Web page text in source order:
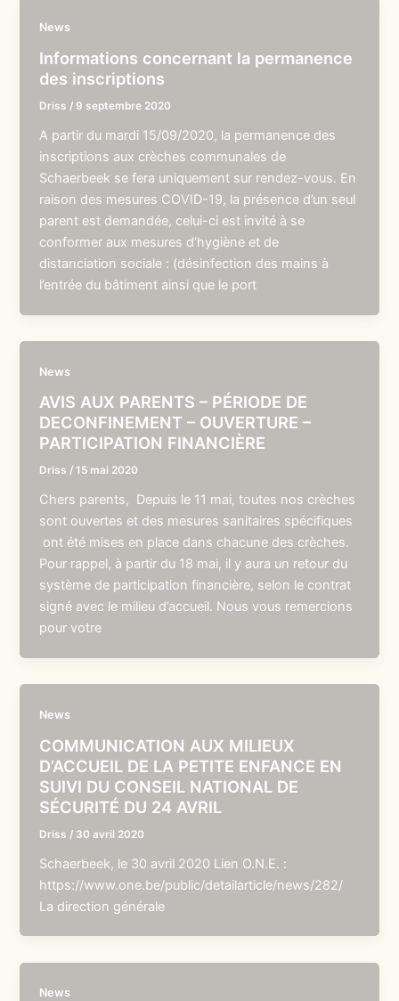
News
Informations concernant la permanence
des inscriptions
Driss / 9 septembre 2020
A partir du mardi 15/09/2020, la permanence des
inscriptions aux crèches communales de
Schaerbeek se fera uniquement sur rendez-vous. En
raison des mesures COVID-19, la présence d’un seul
parent est demandée, celui-ci est invité à se
conformer aux mesures d’hygiène et de
distanciation sociale : (désinfection des mains à
l’entrée du bâtiment ainsi que le port
News
AVIS AUX PARENTS – PÉRIODE DE
DECONFINEMENT – OUVERTURE –
PARTICIPATION FINANCIÈRE
Driss /15 mai 2020
Chers parents, Depuis le 11 mai, toutes nos crèches
sont ouvertes et des mesures sanitaires spécifiques
ont été mises en place dans chacune des crèches.
Pour rappel, à partir du 18 mai, il y aura un retour du
système de participation financière, selon le contrat
signé avec le milieu d’accueil. Nous vous remercions
pour votre
News
COMMUNICATION AUX MILIEUX
D’ACCUEIL DE LA PETITE ENFANCE EN
SUIVI DU CONSEIL NATIONAL DE
SÉCURITÉ DU 24 AVRIL
Driss / 30 avril 2020
Schaerbeek, le 30 avril 2020 Lien O.N.E. :
https://www.one.be/public/detailarticle/news/282/
La direction générale
News